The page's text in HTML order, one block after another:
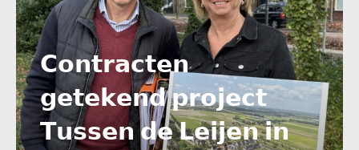
𝗖𝗼𝗻𝘁𝗿𝗮𝗰𝘁𝗲𝗻
𝗴𝗲𝘁𝗲𝗸𝗲𝗻𝗱 𝗽𝗿𝗼𝗷𝗲𝗰𝘁
𝗧𝘂𝘀𝘀𝗲𝗻 𝗱𝗲 𝗟𝗲𝗶𝗷𝗲𝗻 𝗶𝗻